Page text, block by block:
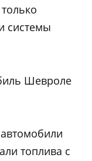
системы
Шевроле
топлива с